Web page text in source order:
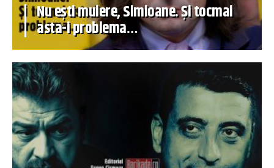
Nu ești muiere, Simioane. Și tocmai
asta-i problema…